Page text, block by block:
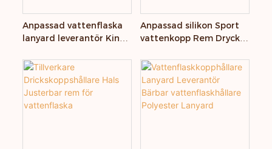
Anpassad vattenflaska
lanyard leverantör Kina
kopphållare lanyard
Anpassad silikon Sport
vattenkopp Rem Dryck
vattenflaska Guang
Dong Factory